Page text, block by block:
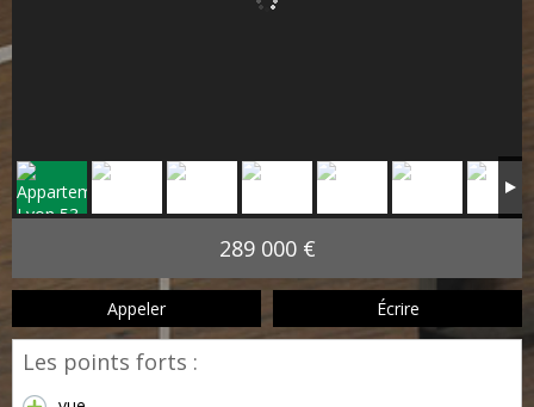
289 000 €
Appeler Écrire
Les points forts :